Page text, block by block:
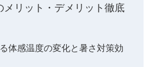
メリット・デメリット徹底
体感温度の変化と暑さ対策効